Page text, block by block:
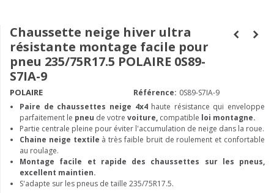
Chaussette neige hiver ultra
résistante montage facile pour
pneu 235/75R17.5 POLAIRE 0S89-
S7IA-9
POLAIRE Référence: 0S89-S7IA-9
Paire de chaussettes neige 4x4haute résistance qui enveloppe
parfaitement le pneu de votre voiture, compatible loi montagne.
Partie centrale pleine pour éviter l'accumulation de neige dans la roue.
Chaine neige textile à très faible bruit de roulement et confortable
au roulage.
Montage facile et rapide des chaussettes sur les pneus,
excellent maintien.
S'adapte sur les pneus de taille 235/75R17.5.